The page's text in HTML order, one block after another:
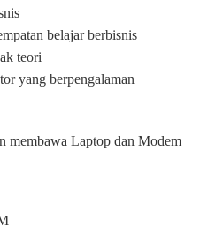
belajar berbisnis
teori
yang berpengalaman
membawa Laptop dan Modem